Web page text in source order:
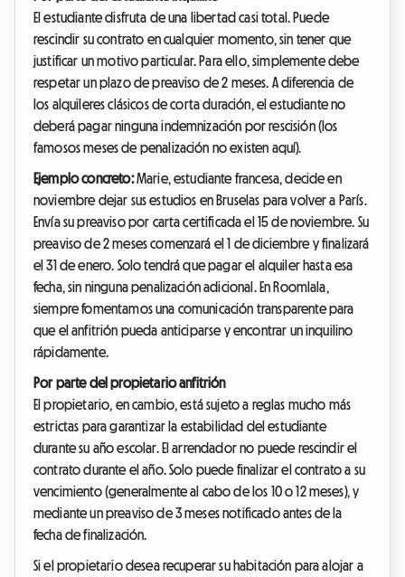
El estudiante disfruta de una libertad casi total. Puede
rescindir su contrato en cualquier momento, sin tener que
justificar un motivo particular. Para ello, simplemente debe
respetar un plazo de preaviso de 2 meses. A diferencia de
los alquileres clásicos de corta duración, el estudiante no
deberá pagar ninguna indemnización por rescisión (los
famosos meses de penalización no existen aquí).
Ejemplo concreto:Marie, estudiante francesa, decide en
noviembre dejar sus estudios en Bruselas para volver a París.
Envía su preaviso por carta certificada el 15 de noviembre. Su
preaviso de 2 meses comenzará el 1 de diciembre y finalizará
el 31 de enero. Solo tendrá que pagar el alquiler hasta esa
fecha, sin ninguna penalización adicional. En Roomlala,
siempre fomentamos una comunicación transparente para
que el anfitrión pueda anticiparse y encontrar un inquilino
rápidamente.
Por parte del propietario anfitrión
El propietario, en cambio, está sujeto a reglas mucho más
estrictas para garantizar la estabilidad del estudiante
durante su año escolar. El arrendador no puede rescindir el
contrato durante el año. Solo puede finalizar el contrato a su
vencimiento (generalmente al cabo de los 10 o 12 meses), y
mediante un preaviso de 3 meses notificado antes de la
fecha de finalización.
Si el propietario desea recuperar su habitación para alojar a